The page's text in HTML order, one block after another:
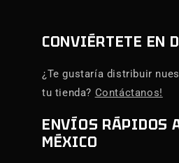
CONVIÉRTETE EN
¿Te gustaría distribuir
tu tienda? Contáctanos!
ENVÍOS RÁPIDOS
MÉXICO